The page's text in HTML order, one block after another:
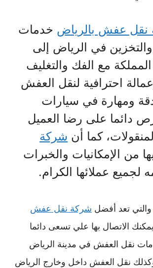
نقل عفش بالرياض خدمات
والتخزين في الرياض إلى
مع الفك والتغليف
احترافية لنقل العفش
ومهارة في سيارات
دائما على رضا العميل
كما أن شركة
من الإمكانيات والخبرات
لجميع عملائها الكرام.
والتي تعد أفضل شركة نقل عفش
الاتصال بها علي تسعى دائما
نقل العفش في مدينة الرياض
وكذلك نقل العفش داخل وخارج الرياض